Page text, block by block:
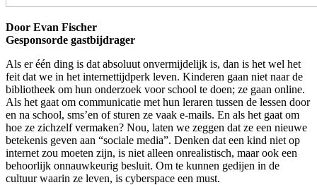
Door Evan Fischer
Gesponsorde gastbijdrager
Als er één ding is dat absoluut onvermijdelijk is, dan is het wel het
feit dat we in het internettijdperk leven. Kinderen gaan niet naar de
bibliotheek om hun onderzoek voor school te doen; ze gaan online.
Als het gaat om communicatie met hun leraren tussen de lessen door
en na school, sms’en of sturen ze vaak e-mails. En als het gaat om
hoe ze zichzelf vermaken? Nou, laten we zeggen dat ze een nieuwe
betekenis geven aan “sociale media”. Denken dat een kind niet op
internet zou moeten zijn, is niet alleen onrealistisch, maar ook een
behoorlijk onnauwkeurig besluit. Om te kunnen gedijen in de
cultuur waarin ze leven, is cyberspace een must.